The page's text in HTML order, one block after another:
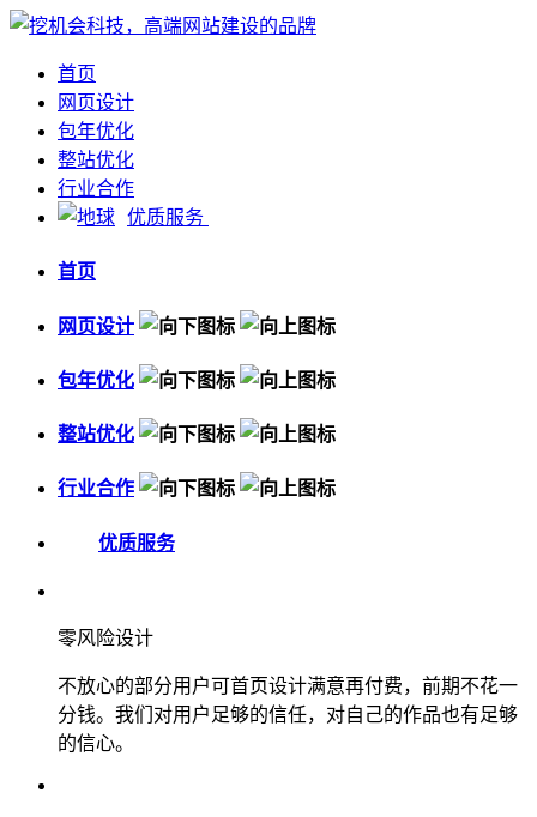
首页
网页设计
包年优化
整站优化
行业合作
优质服务
首页
网页设计
包年优化
整站优化
行业合作
优质服务
零风险设计
不放心的部分用户可首页设计满意再付费，前期不花一
分钱。我们对用户足够的信任，对自己的作品也有足够
的信心。